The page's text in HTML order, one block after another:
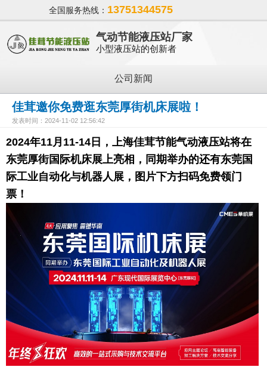
全国服务热线： 13751344575
气动节能液压站厂家
小型液压站的创新者
公司新闻
佳茸邀你免费逛东莞厚街机床展啦！
发表时间：2024-11-02 12:56:42
2024年11月11-14日，上海佳茸节能气动液压站将在
东莞厚街国际机床展上亮相，同期举办的还有东莞国
际工业自动化与机器人展，图片下方扫码免费领门
票！